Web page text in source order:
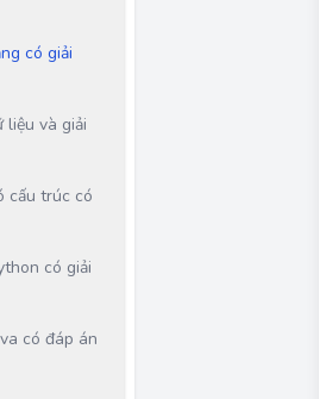
có giải
liệu và giải
cấu trúc có
có giải
có đáp án